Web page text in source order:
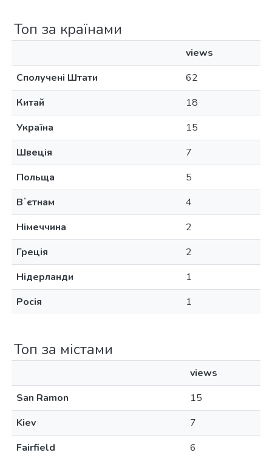
Топ за країнами
views
Сполучені Штати
62
Китай
18
Україна
15
Швеція
7
Польща
5
Вʼєтнам
4
Німеччина
2
Греція
2
Нідерланди
1
Росія
1
Топ за містами
views
San Ramon
15
Kiev
7
Fairfield
6